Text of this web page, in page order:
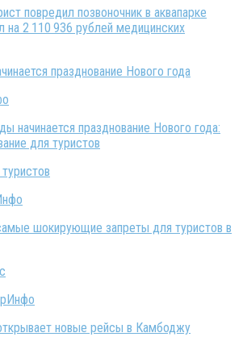
повредил позвоночник в аквапарке
на 2 110 936 рублей медицинских
начинается празднование Нового года:
для туристов
шокирующие запреты для туристов в
новые рейсы в Камбоджу